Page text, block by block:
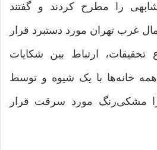
را مطرح کردند و گفتند
غرب تهران مورد دستبرد قرار
ارتباط بین شکایات
با یک شیوه و توسط
مشکی‌رنگ مورد سرقت قرار